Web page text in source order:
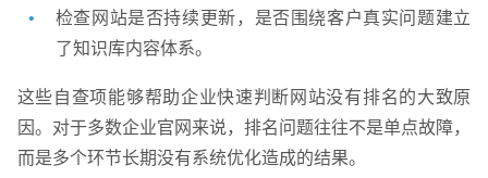
检查网站是否持续更新，是否围绕客户真实问题建立
了知识库内容体系。
这些自查项能够帮助企业快速判断网站没有排名的大致原
因。对于多数企业官网来说，排名问题往往不是单点故障，
而是多个环节长期没有系统优化造成的结果。